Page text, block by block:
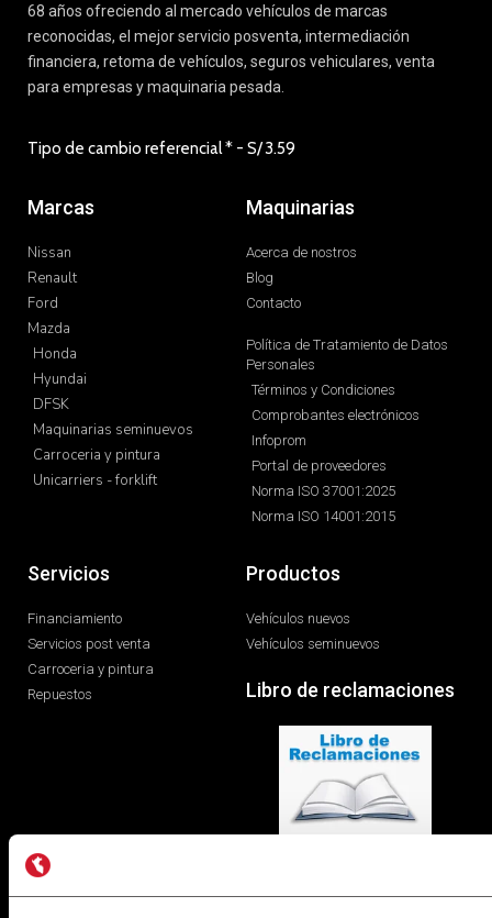
68 años ofreciendo al mercado vehículos de marcas
reconocidas, el mejor servicio posventa, intermediación
financiera, retoma de vehículos, seguros vehiculares, venta
para empresas y maquinaria pesada.
Tipo de cambio referencial * - S/3.59
Marcas
Nissan
Renault
Ford
Mazda
Honda
Hyundai
DFSK
Maquinarias seminuevos
Carroceria y pintura
Unicarriers - forklift
Maquinarias
Acerca de nostros
Blog
Contacto
Política de Tratamiento de Datos
Personales
Términos y Condiciones
Comprobantes electrónicos
Infoprom
Portal de proveedores
Norma ISO 37001:2025
Norma ISO 14001:2015
Servicios
Financiamiento
Servicios post venta
Carroceria y pintura
Repuestos
Productos
Vehículos nuevos
Vehículos seminuevos
Libro de reclamaciones